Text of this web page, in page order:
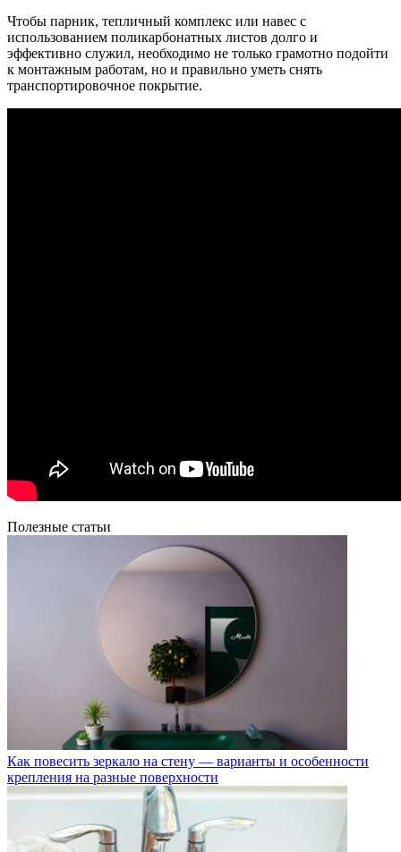
Чтобы парник, тепличный комплекс или навес с
использованием поликарбонатных листов долго и
эффективно служил, необходимо не только грамотно подойти
к монтажным работам, но и правильно уметь снять
транспортировочное покрытие.
Полезные статьи
Как повесить зеркало на стену — варианты и особенности
крепления на разные поверхности